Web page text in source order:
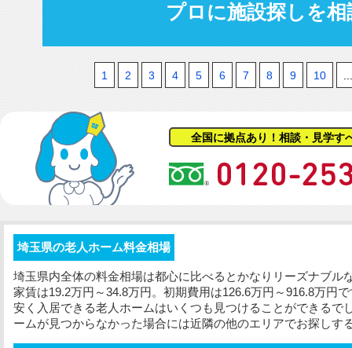
プロに施設探しを
1 2 3 4 5 6 7 8 9 10 ...
全国に拠点あり！相談・見学す
埼玉県の老人ホーム料金相場
埼玉県内全体の料金相場は都心に比べるとかなりリーズナブル
家賃は19.2万円～34.8万円。 初期費用は126.6万円～916.8万円
安く入居できる老人ホームはいくつも見つけることができるで
ームが見つからなかった場合には近隣の他のエリアでお探しす